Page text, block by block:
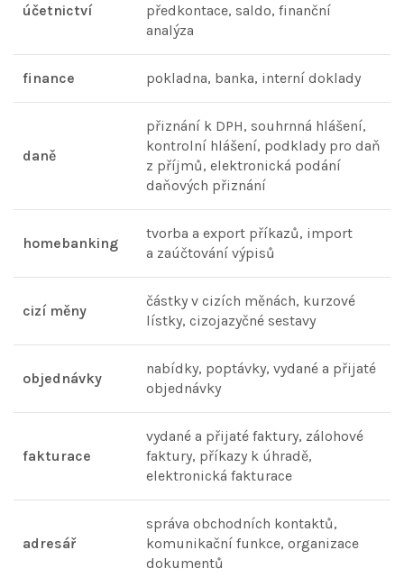
účetnictví
předkontace, saldo, finanční
analýza
finance pokladna, banka, interní doklady
daně
přiznání k DPH, souhrnná hlášení,
kontrolní hlášení, podklady pro daň
z příjmů, elektronická podání
daňových přiznání
homebanking
tvorba a export příkazů, import
a zaúčtování výpisů
cizí měny
částky v cizích měnách, kurzové
lístky, cizojazyčné sestavy
objednávky
nabídky, poptávky, vydané a přijaté
objednávky
fakturace
vydané a přijaté faktury, zálohové
faktury, příkazy k úhradě,
elektronická fakturace
adresář
správa obchodních kontaktů,
komunikační funkce, organizace
dokumentů